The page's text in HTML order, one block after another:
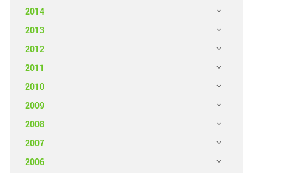
2014
2013
2012
2011
2010
2009
2008
2007
2006